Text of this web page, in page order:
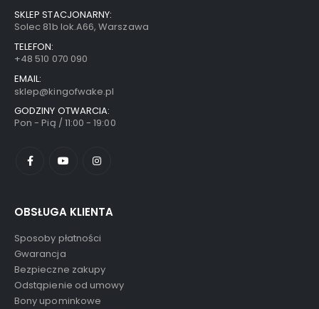
SKLEP STACJONARNY:
Solec 81b lok.A66, Warszawa
TELEFON:
+48 510 070 090
EMAIL:
sklep@kingofwake.pl
GODZINY OTWARCIA:
Pon - Pią / 11:00 - 19:00
OBSŁUGA KLIENTA
Sposoby płatności
Gwarancja
Bezpieczne zakupy
Odstąpienie od umowy
Bony upominkowe